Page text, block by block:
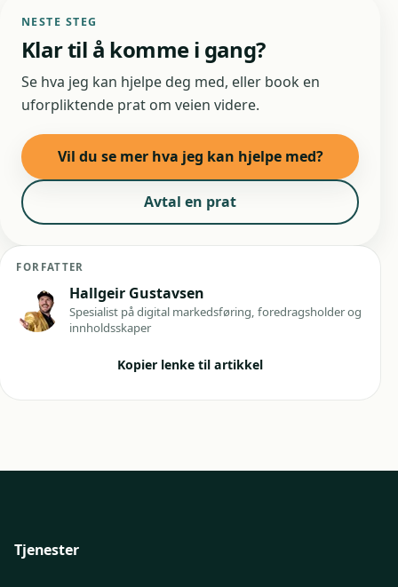
NESTE STEG
Klar til å komme i gang?
Se hva jeg kan hjelpe deg med, eller book en
uforpliktende prat om veien videre.
Vil du se mer hva jeg kan hjelpe med?
Avtal en prat
FORFATTER
Hallgeir Gustavsen
Spesialist på digital markedsføring, foredragsholder og
innholdsskaper
Kopier lenke til artikkel
Tjenester